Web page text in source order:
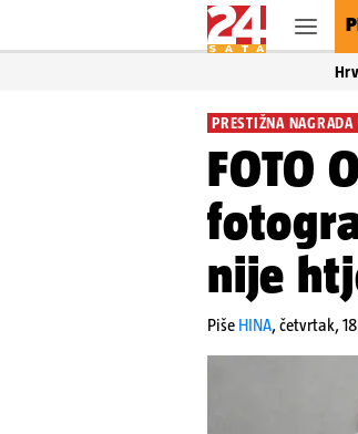
PRESTIŽNA
FOTO
nije
Piše HINA,četvrtak,